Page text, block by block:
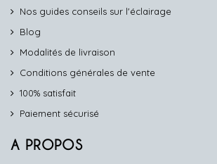
Nos guides conseils sur l'éclairage
Blog
Modalités de livraison
Conditions générales de vente
100% satisfait
Paiement sécurisé
A PROPOS